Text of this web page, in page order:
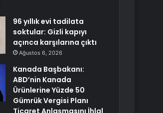
96 yıllık evi tadilata
soktular: Gizli kapıyı
açınca karşılarına çıktı
Ağustos 6, 2026
Kanada Başbakanı:
ABD’nin Kanada
Ürünlerine Yüzde 50
Gümrük Vergisi Planı
Ticaret Anlaşmasını İhlal